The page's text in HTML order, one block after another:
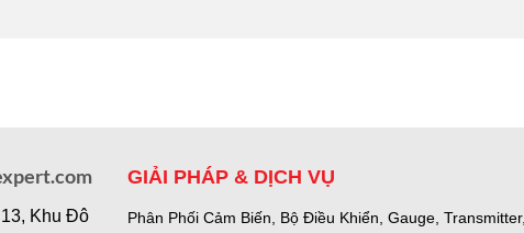
Khu Đô
GIẢI PHÁP & DỊCH VỤ
Phân Phối Cảm Biến, Bộ Điều Khiển, Gauge, Transmitter,